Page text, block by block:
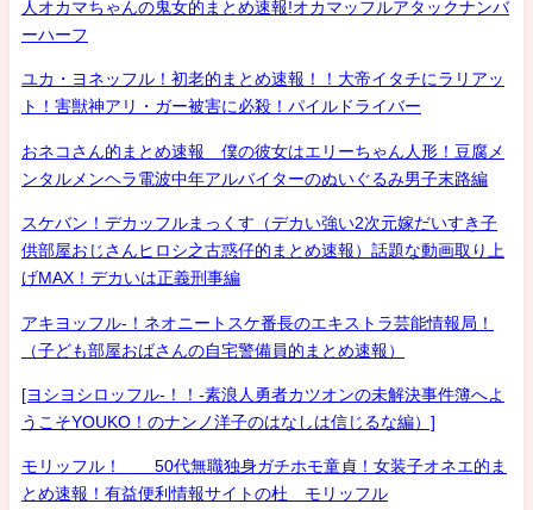
人オカマちゃんの鬼女的まとめ速報!オカマッフルアタックナンバ
ーハーフ
ユカ・ヨネッフル！初老的まとめ速報！！大帝イタチにラリアッ
ト！害獣神アリ・ガー被害に必殺！パイルドライバー
おネコさん的まとめ速報 僕の彼女はエリーちゃん人形！豆腐メ
ンタルメンヘラ電波中年アルバイターのぬいぐるみ男子末路編
スケバン！デカッフルまっくす（デカい強い2次元嫁だいすき子
供部屋おじさんヒロシ之古惑仔的まとめ速報）話題な動画取り上
げMAX！デカいは正義刑事編
アキヨッフル-！ネオニートスケ番長のエキストラ芸能情報局！
（子ども部屋おばさんの自宅警備員的まとめ速報）
[ヨシヨシロッフル-！！-素浪人勇者カツオンの未解決事件簿へよ
うこそYOUKO！のナンノ洋子のはなしは信じるな編）]
モリッフル！ 50代無職独身ガチホモ童貞！女装子オネエ的ま
とめ速報！有益便利情報サイトの杜 モリッフル